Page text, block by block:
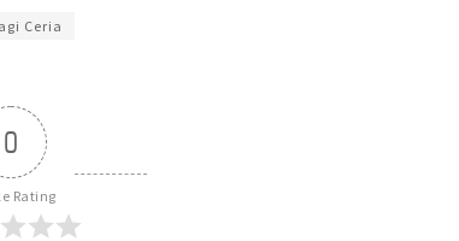
Ceria
0
Rating